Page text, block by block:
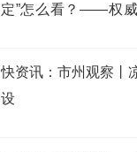
定”怎么看？——权
快资讯：市州观察丨
设